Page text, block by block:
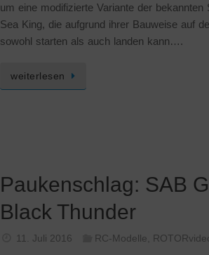
um eine modifizierte Variante der
Sea King, die aufgrund ihrer Bauweise auf
sowohl starten als auch landen kann….
weiterlesen
Paukenschlag: SAB
Black Thunder
11. Juli 2016 RC-Modelle